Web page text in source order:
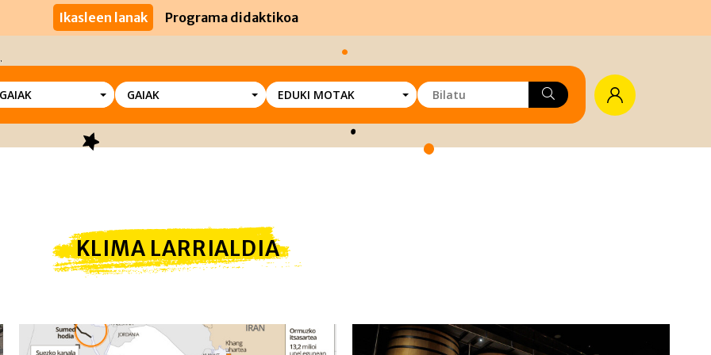
Ikasleen lanak Programa didaktikoa
GAIAK EDUKI MOTAK
KLIMA LARRIALDIA